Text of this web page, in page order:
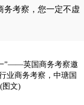
务考察，您一定不虚
”——英国商务考察邀
业商务考察，中瑭国
图文)